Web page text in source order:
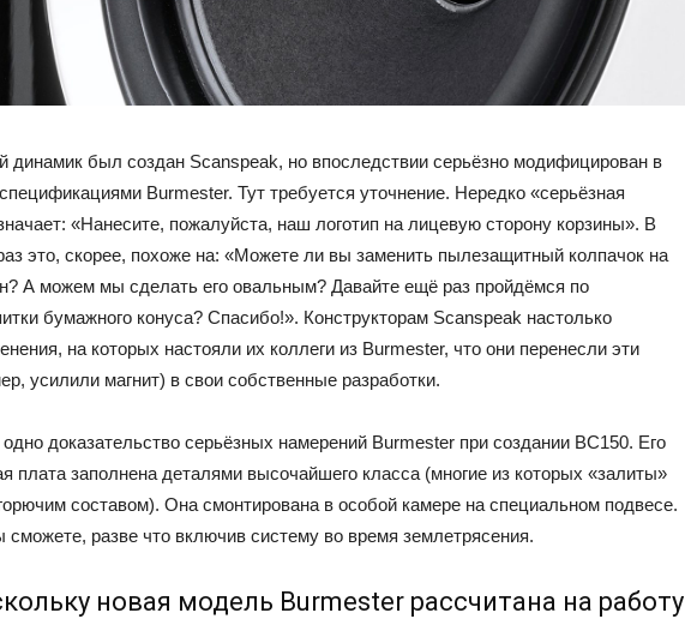
динамик был создан Scanspeak, но впоследствии серьёзно модифицирован в
Burmester. Тут требуется уточнение. Нередко «серьёзная
«Нанесите, пожалуйста, наш логотип на лицевую сторону корзины». В
это, скорее, похоже на: «Можете ли вы заменить пылезащитный колпачок на
А можем мы сделать его овальным? Давайте ещё раз пройдёмся по
бумажного конуса? Спасибо!». Конструкторам Scanspeak настолько
на которых настояли их коллеги из Burmester, что они перенесли эти
усилили магнит) в свои собственные разработки.
доказательство серьёзных намерений Burmester при создании BC150. Его
плата заполнена деталями высочайшего класса (многие из которых «залиты»
составом). Она смонтирована в особой камере на специальном подвесе.
сможете, разве что включив систему во время землетрясения.
новая модель Burmester рассчитана на работу